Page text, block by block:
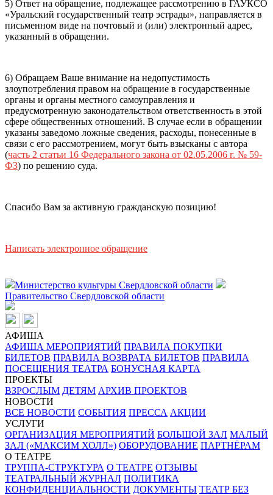
5) Ответ на обращение, подлежащее рассмотрению в ГАУКСО
«Уральский государственный театр эстрады», направляется в
письменном виде на почтовый и (или) электронный адрес,
указанный в обращении.
6) Обращаем Ваше внимание на недопустимость
злоупотребления правом на обращение в государственные
органы и органы местного самоуправления и
предусмотренную законодательством ответственность в этой
сфере общественных отношений. В случае если в обращении
указаны заведомо ложные сведения, расходы, понесенные в
связи с его рассмотрением, могут быть взысканы с автора
(часть 2 статьи 16 Федерального закона от 02.05.2006 г. № 59-
ФЗ) по решению суда.
Спасибо Вам за активную гражданскую позицию!
Написать электронное обращение
Министерство культуры Свердловской области
Правительство Свердловской области
АФИША
АФИША МЕРОПРИЯТИЙ ПРАВИЛА ПОКУПКИ
БИЛЕТОВ ПРАВИЛА ВОЗВРАТА БИЛЕТОВ ПРАВИЛА
ПОСЕЩЕНИЯ ТЕАТРА БОНУСНАЯ КАРТА
ПРОЕКТЫ
ВЗРОСЛЫМ ДЕТЯМ АРХИВ ПРОЕКТОВ
НОВОСТИ
ВСЕ НОВОСТИ СОБЫТИЯ ПРЕССА АКЦИИ
УСЛУГИ
ОРГАНИЗАЦИЯ МЕРОПРИЯТИЙ БОЛЬШОЙ ЗАЛ МАЛЫЙ
ЗАЛ («МАКСИМ ХОЛЛ») ОБОРУДОВАНИЕ ПАРТНЁРАМ
О ТЕАТРЕ
ТРУППА-СТРУКТУРА О ТЕАТРЕ ОТЗЫВЫ
ТЕАТРАЛЬНЫЙ ЖУРНАЛ ПОЛИТИКА
КОНФИДЕНЦИАЛЬНОСТИ ДОКУМЕНТЫ ТЕАТР БЕЗ